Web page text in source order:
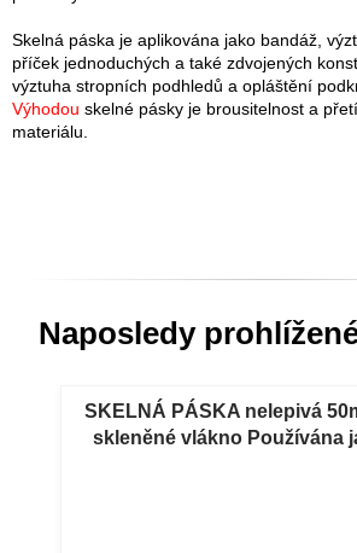
Skelná páska je aplikována jako bandáž,
příček jednoduchých a také zdvojených
výztuha stropních podhledů a opláštění
Výhodou skelné pásky je brousitelnost a
materiálu.
Naposledy
SKELNÁ PÁSKA nelepivá
skleněné vlákno Používána